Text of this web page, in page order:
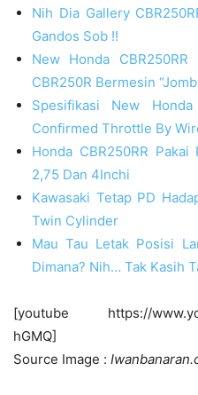
Nih Dia Gallery
Gandos Sob !!
New Honda
CBR250R Bermesin
Spesifikasi New
Confirmed Throttle By
Honda CBR250RR
2,75 Dan 4Inchi
Kawasaki Tetap PD
Twin Cylinder
Mau Tau Letak Posisi
Dimana? Nih… Tak Kasih
[youtube https://
hGMQ]
Source Image :